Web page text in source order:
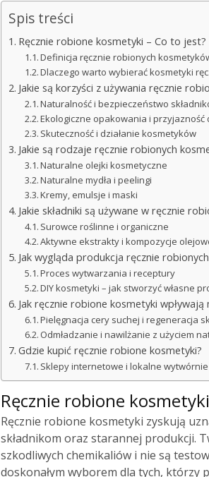
Spis treści
Ręcznie robione kosmetyki – Co to jest?
Definicja ręcznie robionych
Dlaczego warto wybierać kosmetyki
Jakie są korzyści z używania ręcznie
Naturalność i bezpieczeństwo
Ekologiczne opakowania i przyjazność
Skuteczność i działanie kosmetyków
Jakie są rodzaje ręcznie robionych
Naturalne olejki kosmetyczne
Naturalne mydła i peelingi
Kremy, emulsje i maski
Jakie składniki są używane w ręcznie
Surowce roślinne i organiczne
Aktywne ekstrakty i kompozycje
Jak wygląda produkcja ręcznie
Proces wytwarzania i receptury
DIY kosmetyki – jak stworzyć własne
Jak ręcznie robione kosmetyki
Pielęgnacja cery suchej i regeneracja
Odmładzanie i nawilżanie z użyciem
Gdzie kupić ręcznie robione kosmetyki?
Sklepy internetowe i lokalne
Ręcznie robione
Ręcznie robione kosmetyki zyskują
składnikom oraz starannej produkcji.
szkodliwych chemikaliów i nie są
doskonałym wyborem dla tych, którzy